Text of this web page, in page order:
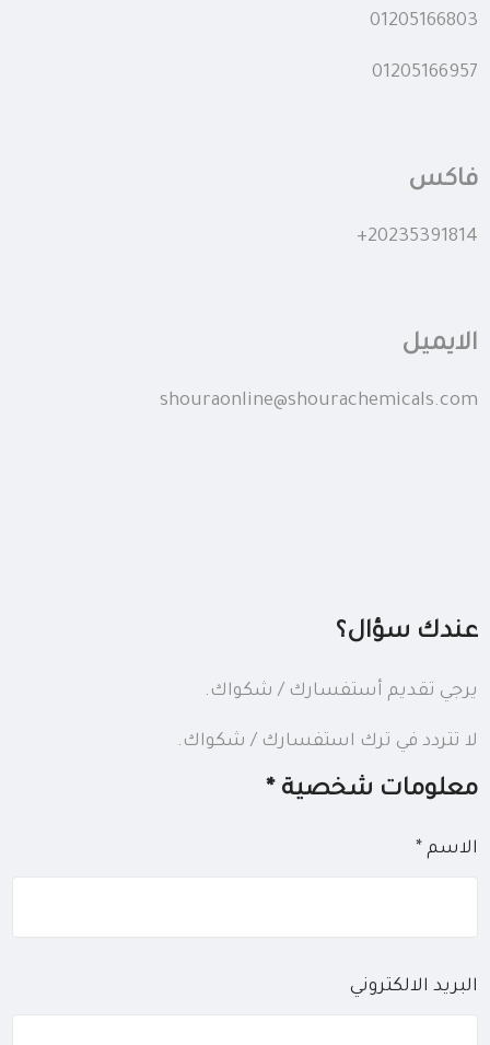
01205166803
01205166957
فاكس
+20235391814
الايميل
shouraonline@shourachemicals.com
عندك سؤال؟
يرجي تقديم أستفسارك / شكواك.
لا تتردد في ترك استفسارك / شكواك.
معلومات شخصية *
الاسم *
البريد الالكتروني